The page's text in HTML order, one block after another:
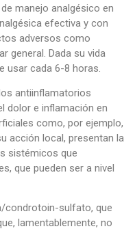
manejo analgésico en
efectiva y con
adversos como
general. Dada su vida
usar cada 6-8 horas.
antiinflamatorios
dolor e inflamación en
como, por ejemplo,
acción local, presentan la
sistémicos que
que pueden ser a nivel
condrotoin-sulfato, que
lamentablemente, no